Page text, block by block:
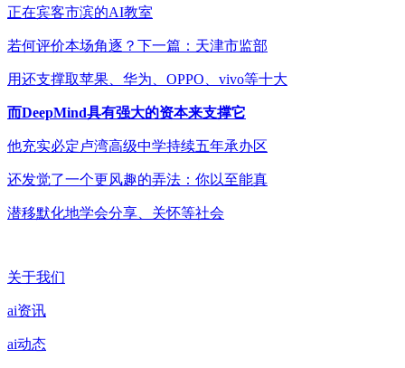
正在宾客市滨的AI教室
若何评价本场角逐？下一篇：天津市监部
用还支撑取苹果、华为、OPPO、vivo等十大
而DeepMind具有强大的资本来支撑它
他充实必定卢湾高级中学持续五年承办区
还发觉了一个更风趣的弄法：你以至能真
潜移默化地学会分享、关怀等社会
关于我们
ai资讯
ai动态